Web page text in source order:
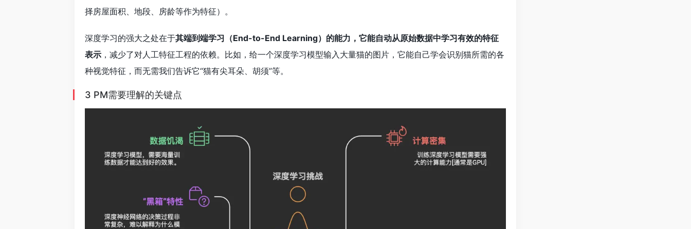
择房屋面积、地段、房龄等作为特征）。
深度学习的强大之处在于其端到端学习（End-to-End Learning）的能力，它能自动从原始数据中学习有效的特征
表示 ，减少了对人工特征工程的依赖。比如，给一个深度学习模型输入大量猫的图片，它能自己学会识别猫所需的各
种视觉特征，而无需我们告诉它“猫有尖耳朵、胡须”等。
3 PM需要理解的关键点